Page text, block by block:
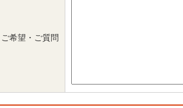
ご希望・ご質問